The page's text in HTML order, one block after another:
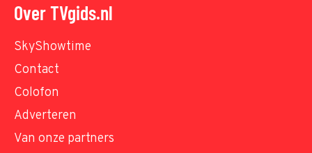
Over TVgids.nl
SkyShowtime
Contact
Colofon
Adverteren
Van onze partners